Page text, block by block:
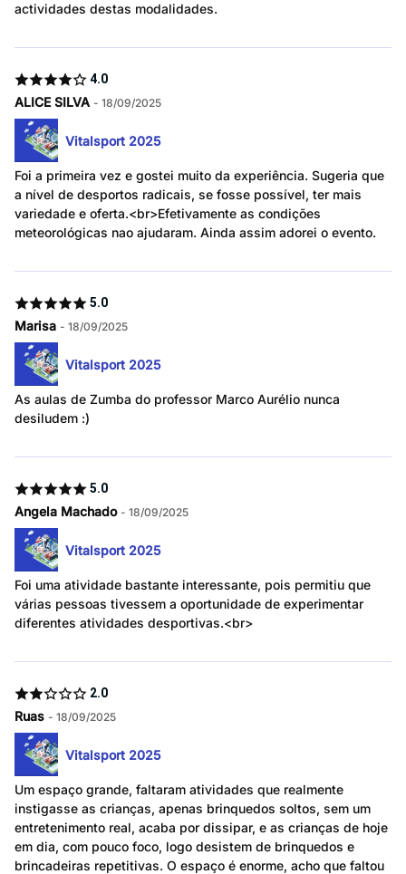
actividades destas modalidades.
4.0
ALICE SILVA - 18/09/2025
Vitalsport 2025
Foi a primeira vez e gostei muito da experiência. Sugeria que
a nível de desportos radicais, se fosse possível, ter mais
variedade e oferta.<br>Efetivamente as condições
meteorológicas nao ajudaram. Ainda assim adorei o evento.
5.0
Marisa - 18/09/2025
Vitalsport 2025
As aulas de Zumba do professor Marco Aurélio nunca
desiludem :)
5.0
Angela Machado - 18/09/2025
Vitalsport 2025
Foi uma atividade bastante interessante, pois permitiu que
várias pessoas tivessem a oportunidade de experimentar
diferentes atividades desportivas.<br>
2.0
Ruas - 18/09/2025
Vitalsport 2025
Um espaço grande, faltaram atividades que realmente
instigasse as crianças, apenas brinquedos soltos, sem um
entretenimento real, acaba por dissipar, e as crianças de hoje
em dia, com pouco foco, logo desistem de brinquedos e
brincadeiras repetitivas. O espaço é enorme, acho que faltou